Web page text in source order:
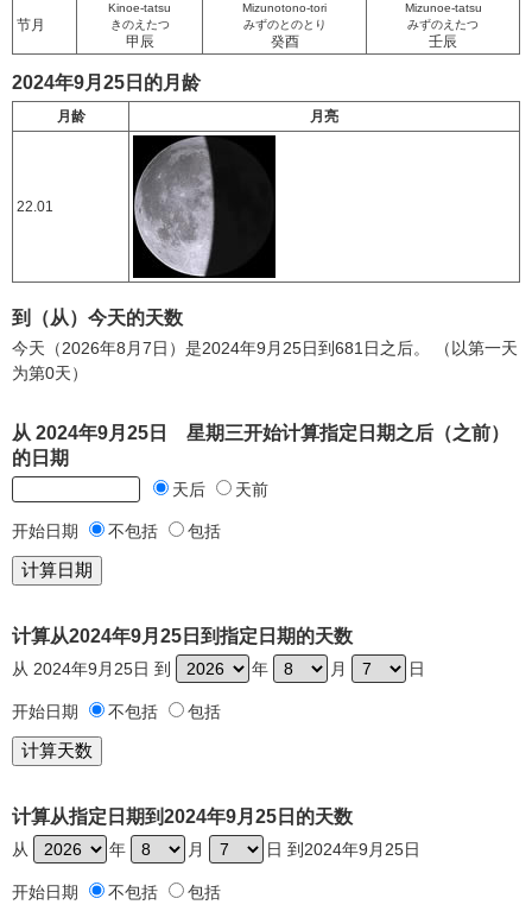
节月
Kinoe-tatsu
きのえたつ
甲辰
Mizunotono-tori
みずのとのとり
癸酉
Mizunoe-tatsu
みずのえたつ
壬辰
2024年9月25日的月龄
月龄 月亮
22.01
到（从）今天的天数
今天（2026年8月7日）是2024年9月25日到681日之后。 （以第一天
为第0天）
从 2024年9月25日 星期三开始计算指定日期之后（之前）
的日期
天后 天前
开始日期 不包括 包括
计算从2024年9月25日到指定日期的天数
从 2024年9月25日 到 年 月 日
开始日期 不包括 包括
计算从指定日期到2024年9月25日的天数
从 年 月 日 到2024年9月25日
开始日期 不包括 包括